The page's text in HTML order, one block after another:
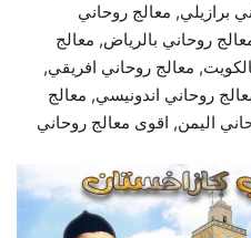
برازيلي, معالج روحاني
روحاني بالرياض, معالج
معالج روحاني افريقي,
روحاني اندونيسي, معالج
اليمن, اقوى معالج روحاني